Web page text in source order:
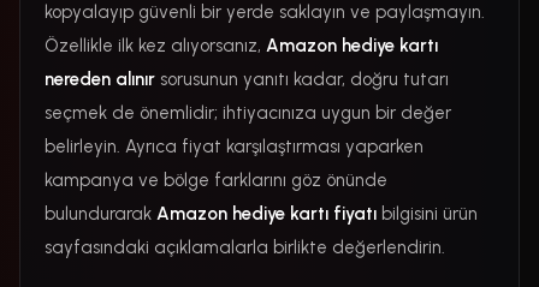
kopyalayıp güvenli bir yerde saklayın ve paylaşmayın.
Özellikle ilk kez alıyorsanız, Amazon hediye kartı
nereden alınır sorusunun yanıtı kadar, doğru tutarı
seçmek de önemlidir; ihtiyacınıza uygun bir değer
belirleyin. Ayrıca fiyat karşılaştırması yaparken
kampanya ve bölge farklarını göz önünde
bulundurarak Amazon hediye kartı fiyatı bilgisini ürün
sayfasındaki açıklamalarla birlikte değerlendirin.